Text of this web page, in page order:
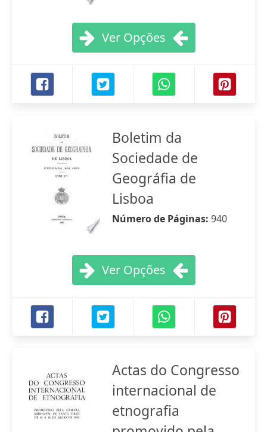
Ver Opções
Boletim da
Sociedade de
Geográfia de
Lisboa
Número de Páginas: 940
Ver Opções
Actas do Congresso
internacional de
etnografia